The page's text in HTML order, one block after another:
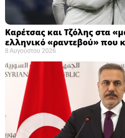
Καρέτσας και Τζόλης στα
ελληνικό «ραντεβού» που
8 Αυγούστου 2026